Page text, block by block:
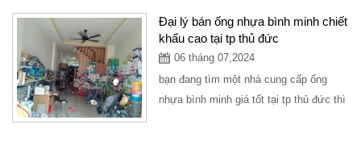
Đại lý bán ống nhựa bình minh chiết
khấu cao tại tp thủ đức
06 tháng 07,2024
bạn đang tìm một nhà cung cấp ống
nhựa bình minh giá tốt tại tp thủ đức thì